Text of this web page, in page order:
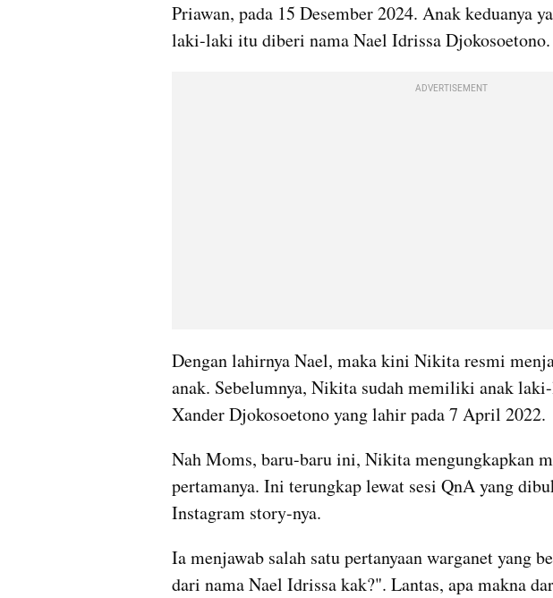
Priawan, pada 15 Desember 2024. Anak keduanya
laki-laki itu diberi nama Nael Idrissa Djokosoetono.
ADVERTISEMENT
Dengan lahirnya Nael, maka kini Nikita resmi
anak. Sebelumnya, Nikita sudah memiliki anak
Xander Djokosoetono yang lahir pada 7 April 2022.
Nah Moms, baru-baru ini, Nikita mengungkapkan
pertamanya. Ini terungkap lewat sesi QnA yang
Instagram story-nya.
Ia menjawab salah satu pertanyaan warganet yang
dari nama Nael Idrissa kak?". Lantas, apa makna